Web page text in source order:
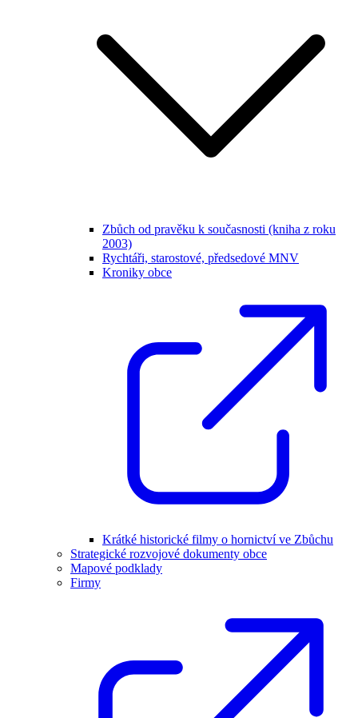
Zbůch od pravěku k současnosti (kniha z roku
2003)
Rychtáři, starostové, předsedové MNV
Kroniky obce
Krátké historické filmy o hornictví ve Zbůchu
Strategické rozvojové dokumenty obce
Mapové podklady
Firmy